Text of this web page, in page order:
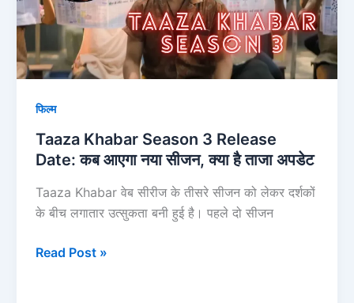
फिल्म
Taaza Khabar Season 3 Release
Date: कब आएगा नया सीजन, क्या है ताजा अपडेट
Taaza Khabar वेब सीरीज के तीसरे सीजन को लेकर दर्शकों
के बीच लगातार उत्सुकता बनी हुई है। पहले दो सीजन
Date:
आएगा
नया
क्या
है
ताजा
Read Post »